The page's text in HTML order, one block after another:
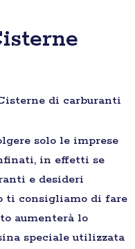
di carburanti
solo le imprese
in effetti se
e desideri
ti consigliamo di fare
aumenterà lo
speciale utilizzata